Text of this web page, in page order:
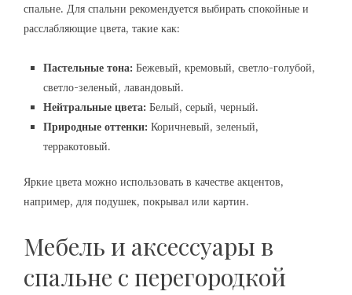
спальне. Для спальни рекомендуется выбирать спокойные и
расслабляющие цвета, такие как:
Пастельные тона: Бежевый, кремовый, светло-голубой,
светло-зеленый, лавандовый.
Нейтральные цвета: Белый, серый, черный.
Природные оттенки: Коричневый, зеленый,
терракотовый.
Яркие цвета можно использовать в качестве акцентов,
например, для подушек, покрывал или картин.
Мебель и аксессуары в
спальне с перегородкой